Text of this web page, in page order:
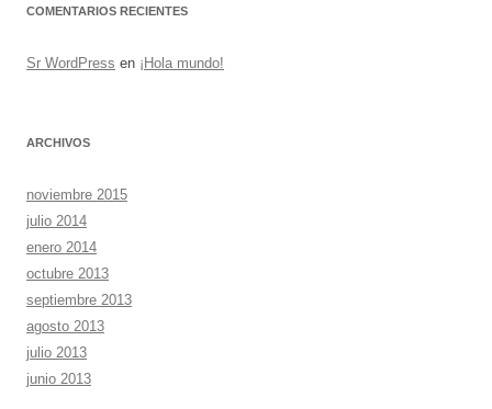
COMENTARIOS RECIENTES
Sr WordPress en ¡Hola mundo!
ARCHIVOS
noviembre 2015
julio 2014
enero 2014
octubre 2013
septiembre 2013
agosto 2013
julio 2013
junio 2013